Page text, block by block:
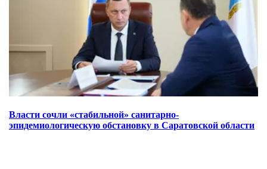
Власти сочли «стабильной» санитарно-
эпидемиологическую обстановку в Саратовской области